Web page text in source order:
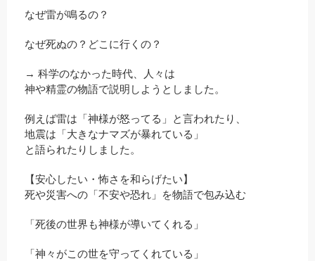
なぜ雷が鳴るの？
なぜ死ぬの？どこに行くの？
→ 科学のなかった時代、人々は
神や精霊の物語で説明しようとしました。
例えば雷は「神様が怒ってる」と言われたり、
地震は「大きなナマズが暴れている」
と語られたりしました。
【安心したい・怖さを和らげたい】
死や災害への「不安や恐れ」を物語で包み込む
「死後の世界も神様が導いてくれる」
「神々がこの世を守ってくれている」